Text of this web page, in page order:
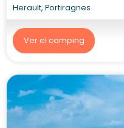
Herault, Portiragnes
Ver el camping